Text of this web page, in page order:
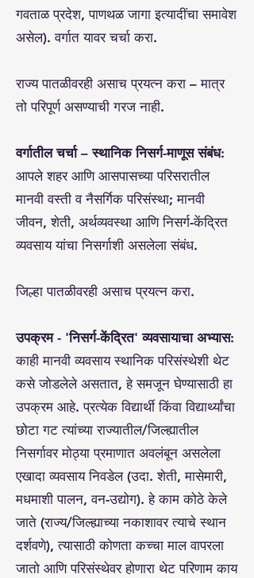
गवताळ प्रदेश, पाणथळ जागा इत्यादींचा समावेश
असेल). वर्गात यावर चर्चा करा.
राज्य पातळीवरही असाच प्रयत्न करा – मात्र
तो परिपूर्ण असण्याची गरज नाही.
वर्गातील चर्चा – स्थानिक निसर्ग-माणूस संबंध:
आपले शहर आणि आसपासच्या परिसरातील
मानवी वस्ती व नैसर्गिक परिसंस्था; मानवी
जीवन, शेती, अर्थव्यवस्था आणि निसर्ग-केंद्रित
व्यवसाय यांचा निसर्गाशी असलेला संबंध.
जिल्हा पातळीवरही असाच प्रयत्न करा.
उपक्रम - 'निसर्ग-केंद्रित' व्यवसायाचा अभ्यास:
काही मानवी व्यवसाय स्थानिक परिसंस्थेशी थेट
कसे जोडलेले असतात, हे समजून घेण्यासाठी हा
उपक्रम आहे. प्रत्येक विद्यार्थी किंवा विद्यार्थ्यांचा
छोटा गट त्यांच्या राज्यातील/जिल्ह्यातील
निसर्गावर मोठ्या प्रमाणात अवलंबून असलेला
एखादा व्यवसाय निवडेल (उदा. शेती, मासेमारी,
मधमाशी पालन, वन-उद्योग). हे काम कोठे केले
जाते (राज्य/जिल्ह्याच्या नकाशावर त्याचे स्थान
दर्शवणे), त्यासाठी कोणता कच्चा माल वापरला
जातो आणि परिसंस्थेवर होणारा थेट परिणाम काय